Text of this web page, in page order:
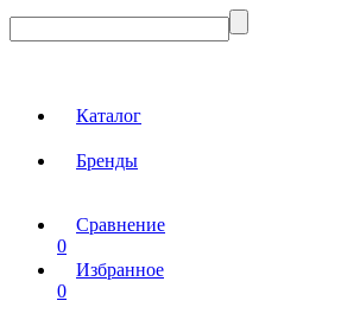
Каталог
Бренды
Сравнение
0
Избранное
0